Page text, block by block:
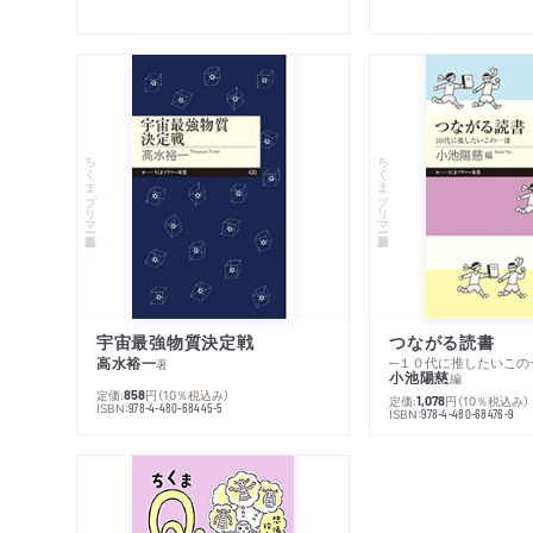
ちくまプリマー新書
宇宙最強物質決定戦
高水裕一著
定価:858円 （10％税込み）
ISBN:978-4-480-68445-5
ちくまプリマー新書
つながる読書
─１０代に推したいこ
小池陽慈編
定価:1,078円 （10％税込み）
ISBN:978-4-480-68476-9